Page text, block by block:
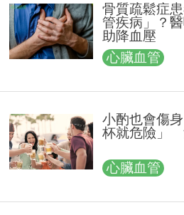
骨質疏鬆症
管疾病」？
助降血壓
心臟血管
小酌也會傷
杯就危險」
心臟血管